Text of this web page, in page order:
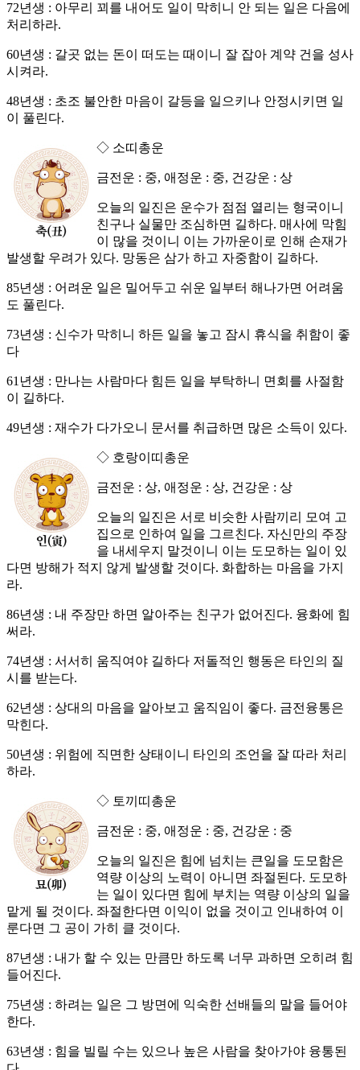
72년생 : 아무리 꾀를 내어도 일이 막히니 안 되는 일은 다음에
처리하라.
60년생 : 갈곳 없는 돈이 떠도는 때이니 잘 잡아 계약 건을 성사
시켜라.
48년생 : 초조 불안한 마음이 갈등을 일으키나 안정시키면 일
이 풀린다.
◇ 소띠총운
금전운 : 중, 애정운 : 중, 건강운 : 상
오늘의 일진은 운수가 점점 열리는 형국이니
친구나 실물만 조심하면 길하다. 매사에 막힘
이 많을 것이니 이는 가까운이로 인해 손재가
발생할 우려가 있다. 망동은 삼가 하고 자중함이 길하다.
85년생 : 어려운 일은 밀어두고 쉬운 일부터 해나가면 어려움
도 풀린다.
73년생 : 신수가 막히니 하든 일을 놓고 잠시 휴식을 취함이 좋
다
61년생 : 만나는 사람마다 힘든 일을 부탁하니 면회를 사절함
이 길하다.
49년생 : 재수가 다가오니 문서를 취급하면 많은 소득이 있다.
◇ 호랑이띠총운
금전운 : 상, 애정운 : 상, 건강운 : 상
오늘의 일진은 서로 비슷한 사람끼리 모여 고
집으로 인하여 일을 그르친다. 자신만의 주장
을 내세우지 말것이니 이는 도모하는 일이 있
다면 방해가 적지 않게 발생할 것이다. 화합하는 마음을 가지
라.
86년생 : 내 주장만 하면 알아주는 친구가 없어진다. 융화에 힘
써라.
74년생 : 서서히 움직여야 길하다 저돌적인 행동은 타인의 질
시를 받는다.
62년생 : 상대의 마음을 알아보고 움직임이 좋다. 금전융통은
막힌다.
50년생 : 위험에 직면한 상태이니 타인의 조언을 잘 따라 처리
하라.
◇ 토끼띠총운
금전운 : 중, 애정운 : 중, 건강운 : 중
오늘의 일진은 힘에 넘치는 큰일을 도모함은
역량 이상의 노력이 아니면 좌절된다. 도모하
는 일이 있다면 힘에 부치는 역량 이상의 일을
맡게 될 것이다. 좌절한다면 이익이 없을 것이고 인내하여 이
룬다면 그 공이 가히 클 것이다.
87년생 : 내가 할 수 있는 만큼만 하도록 너무 과하면 오히려 힘
들어진다.
75년생 : 하려는 일은 그 방면에 익숙한 선배들의 말을 들어야
한다.
63년생 : 힘을 빌릴 수는 있으나 높은 사람을 찾아가야 융통된